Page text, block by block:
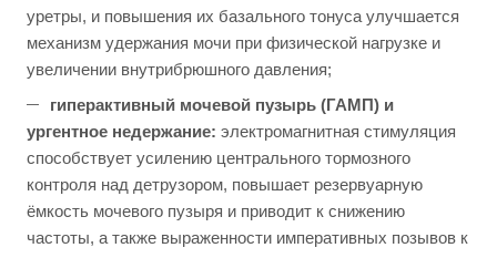
уретры, и повышения их базального тонуса улучшается
механизм удержания мочи при физической нагрузке и
увеличении внутрибрюшного давления;
гиперактивный мочевой пузырь (ГАМП) и
ургентное недержание: электромагнитная стимуляция
способствует усилению центрального тормозного
контроля над детрузором, повышает резервуарную
ёмкость мочевого пузыря и приводит к снижению
частоты, а также выраженности императивных позывов к